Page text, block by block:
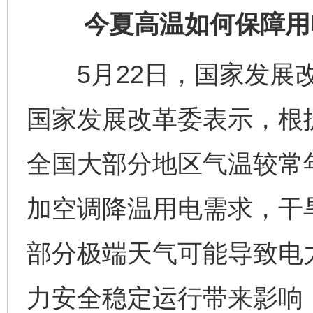
今夏高温如何保障用
5月22日，国家发展改
国家发展改革委表示，
全国大部分地区气温较
加空调降温用电需求，
部分极端天气可能导致
力安全稳定运行带来影